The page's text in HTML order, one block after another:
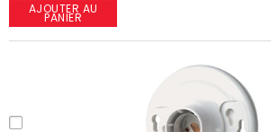
AJOUTER AU
PANIER